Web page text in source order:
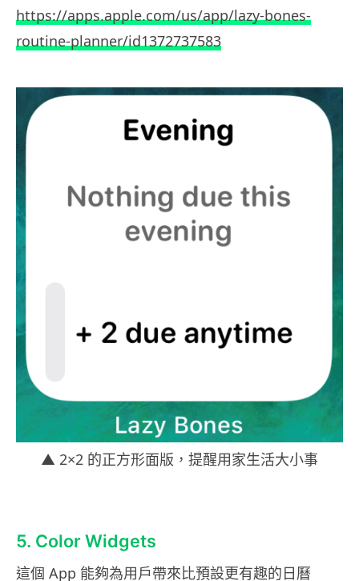
https://apps.apple.com/us/app/lazy-bones-
routine-planner/id1372737583
▲ 2×2 的正方形面版，提醒用家生活大小事
5. Color Widgets
這個 App 能夠為用戶帶來比預設更有趣的日曆